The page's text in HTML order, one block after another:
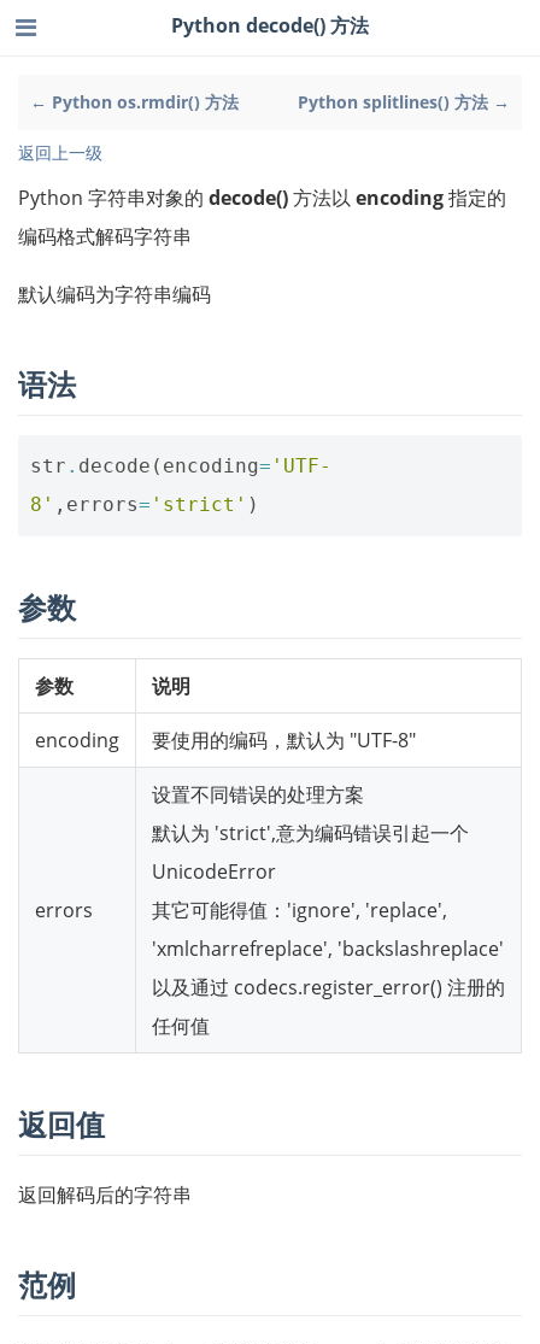
← Python os.rmdir() 方法 Python splitlines() 方法 →
Python decode() 方法
返回上一级
Python 字符串对象的 decode()方法以 encoding指定的
编码格式解码字符串
默认编码为字符串编码
语法
str . decode ( encoding= 'UTF-
8' , errors= 'strict' )
参数
参数 说明
encoding 要使用的编码，默认为 "UTF-8"
errors
设置不同错误的处理方案
默认为 'strict',意为编码错误引起一个
UnicodeError
其它可能得值：'ignore', 'replace',
'xmlcharrefreplace', 'backslashreplace'
以及通过 codecs.register_error() 注册的
任何值
返回值
返回解码后的字符串
范例